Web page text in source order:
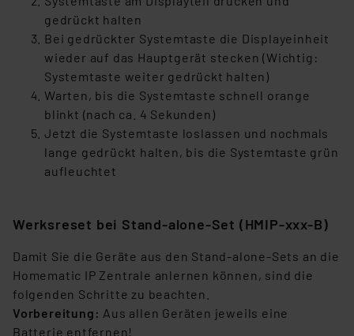
gedrückt halten
Bei gedrückter Systemtaste die Displayeinheit
wieder auf das Hauptgerät stecken (Wichtig:
Systemtaste weiter gedrückt halten)
Warten, bis die Systemtaste schnell orange
blinkt (nach ca. 4 Sekunden)
Jetzt die Systemtaste loslassen und nochmals
lange gedrückt halten, bis die Systemtaste grün
aufleuchtet
Werksreset bei Stand-alone-Set (HMIP-xxx-B)
Damit Sie die Geräte aus den Stand-alone-Sets an die
Homematic IP Zentrale anlernen können, sind die
folgenden Schritte zu beachten.
Vorbereitung: Aus allen Geräten jeweils eine
Batterie entfernen!